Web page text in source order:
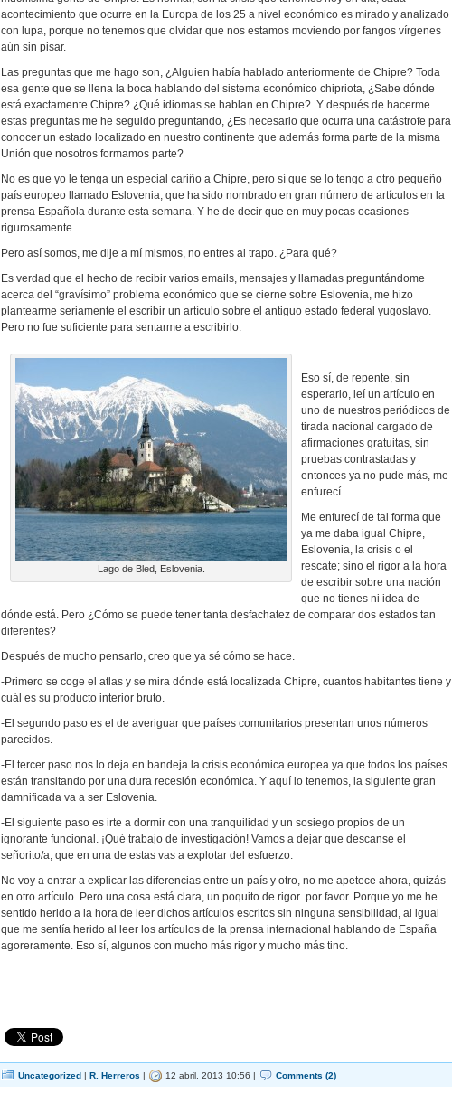
acontecimiento que ocurre en la Europa de los 25 a nivel económico es mirado y analizado
con lupa, porque no tenemos que olvidar que nos estamos moviendo por fangos vírgenes
aún sin pisar.
Las preguntas que me hago son, ¿Alguien había hablado anteriormente de Chipre? Toda
esa gente que se llena la boca hablando del sistema económico chipriota, ¿Sabe dónde
está exactamente Chipre? ¿Qué idiomas se hablan en Chipre?. Y después de hacerme
estas preguntas me he seguido preguntando, ¿Es necesario que ocurra una catástrofe para
conocer un estado localizado en nuestro continente que además forma parte de la misma
Unión que nosotros formamos parte?
No es que yo le tenga un especial cariño a Chipre, pero sí que se lo tengo a otro pequeño
país europeo llamado Eslovenia, que ha sido nombrado en gran número de artículos en la
prensa Española durante esta semana. Y he de decir que en muy pocas ocasiones
rigurosamente.
Pero así somos, me dije a mí mismos, no entres al trapo. ¿Para qué?
Es verdad que el hecho de recibir varios emails, mensajes y llamadas preguntándome
acerca del “gravísimo” problema económico que se cierne sobre Eslovenia, me hizo
plantearme seriamente el escribir un artículo sobre el antiguo estado federal yugoslavo.
Pero no fue suficiente para sentarme a escribirlo.
Lago de Bled, Eslovenia.
Eso sí, de repente, sin
esperarlo, leí un artículo en
uno de nuestros periódicos de
tirada nacional cargado de
afirmaciones gratuitas, sin
pruebas contrastadas y
entonces ya no pude más, me
enfurecí.
Me enfurecí de tal forma que
ya me daba igual Chipre,
Eslovenia, la crisis o el
rescate; sino el rigor a la hora
de escribir sobre una nación
que no tienes ni idea de
dónde está. Pero ¿Cómo se puede tener tanta desfachatez de comparar dos estados tan
diferentes?
Después de mucho pensarlo, creo que ya sé cómo se hace.
-Primero se coge el atlas y se mira dónde está localizada Chipre, cuantos habitantes tiene y
cuál es su producto interior bruto.
-El segundo paso es el de averiguar que países comunitarios presentan unos números
parecidos.
-El tercer paso nos lo deja en bandeja la crisis económica europea ya que todos los países
están transitando por una dura recesión económica. Y aquí lo tenemos, la siguiente gran
damnificada va a ser Eslovenia.
-El siguiente paso es irte a dormir con una tranquilidad y un sosiego propios de un
ignorante funcional. ¡Qué trabajo de investigación! Vamos a dejar que descanse el
señorito/a, que en una de estas vas a explotar del esfuerzo.
No voy a entrar a explicar las diferencias entre un país y otro, no me apetece ahora, quizás
en otro artículo. Pero una cosa está clara, un poquito de rigor por favor. Porque yo me he
sentido herido a la hora de leer dichos artículos escritos sin ninguna sensibilidad, al igual
que me sentía herido al leer los artículos de la prensa internacional hablando de España
agoreramente. Eso sí, algunos con mucho más rigor y mucho más tino.
Uncategorized | R. Herreros | 12 abril, 2013 10:56 | Comments (2)